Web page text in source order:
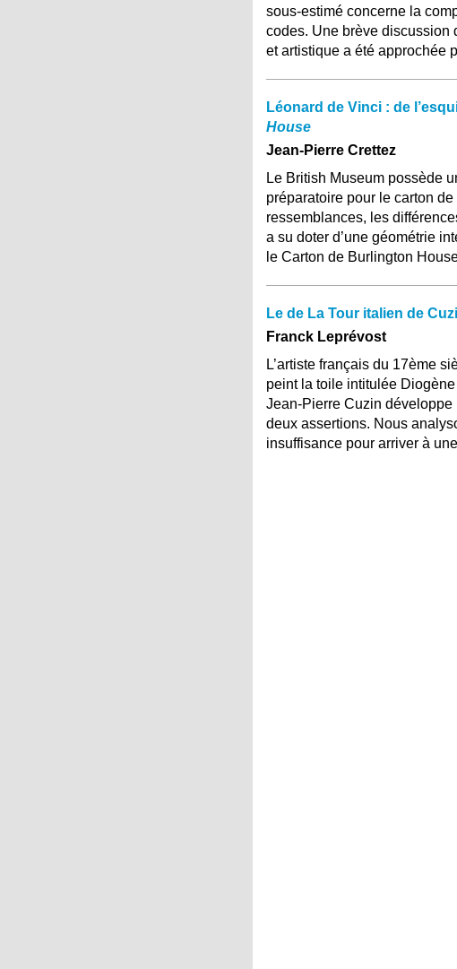
sous-estimé concerne la
codes. Une brève discussion
et artistique a été approchée
Léonard de Vinci : de
House
Jean-Pierre Crettez
Le British Museum possède
préparatoire pour le carton
ressemblances, les
a su doter d’une géométrie
le Carton de Burlington
Le de La Tour italien de
Franck Leprévost
L’artiste français du 17ème
peint la toile intitulée
Jean-Pierre Cuzin développe
deux assertions. Nous
insuffisance pour arriver à